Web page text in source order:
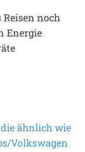
Reisen noch
Energie